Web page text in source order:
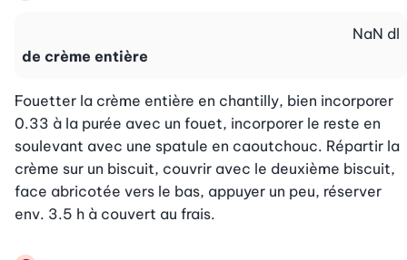
de crème entière
NaN dl
Fouetter la crème entière en chantilly, bien incorporer
0.33 à la purée avec un fouet, incorporer le reste en
soulevant avec une spatule en caoutchouc. Répartir la
crème sur un biscuit, couvrir avec le deuxième biscuit,
face abricotée vers le bas, appuyer un peu, réserver
env. 3.5 h à couvert au frais.